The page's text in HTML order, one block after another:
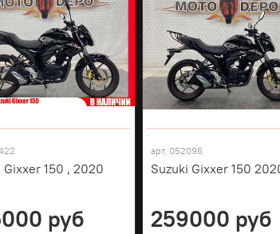
Gixxer 150 , 2020
руб
арт. 052096
Suzuki Gixxer 150
259000 руб